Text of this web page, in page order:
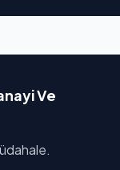
Ve